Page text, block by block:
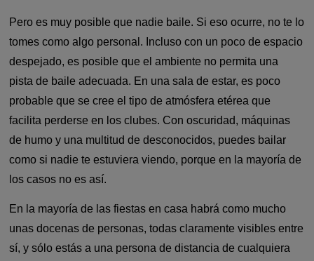
Pero es muy posible que nadie baile. Si eso ocurre, no te lo
tomes como algo personal. Incluso con un poco de espacio
despejado, es posible que el ambiente no permita una
pista de baile adecuada. En una sala de estar, es poco
probable que se cree el tipo de atmósfera etérea que
facilita perderse en los clubes. Con oscuridad, máquinas
de humo y una multitud de desconocidos, puedes bailar
como si nadie te estuviera viendo, porque en la mayoría de
los casos no es así.
En la mayoría de las fiestas en casa habrá como mucho
unas docenas de personas, todas claramente visibles entre
sí, y sólo estás a una persona de distancia de cualquiera